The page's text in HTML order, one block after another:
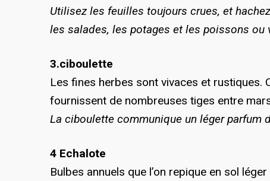
Utilisez les feuilles toujours crues, et
les salades, les potages et les poissons ou
3.ciboulette
Les fines herbes sont vivaces et rustiques.
fournissent de nombreuses tiges entre
La ciboulette communique un léger parfum
4 Echalote
Bulbes annuels que l’on repique en sol